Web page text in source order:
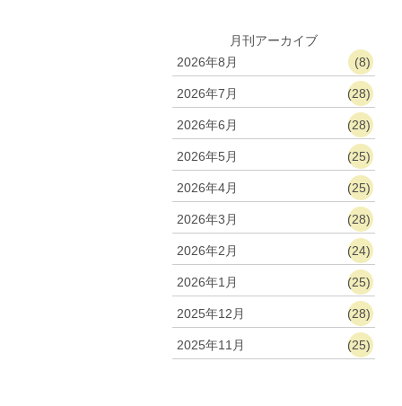
月刊アーカイブ
2026年8月
(8)
2026年7月 (28)
2026年6月 (28)
2026年5月 (25)
2026年4月 (25)
2026年3月 (28)
2026年2月 (24)
2026年1月 (25)
2025年12月 (28)
2025年11月 (25)